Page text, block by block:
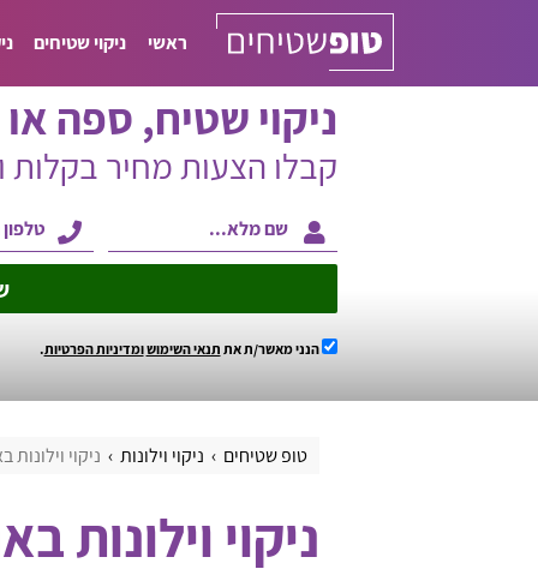
ראשי ניקוי שטיחים
ניקוי שטיח, ספה או
קבלו הצעות מחיר
הנני מאשר/ת את תנאי השימושומדיניות הפרטיות.
טופ שטיחים ניקוי וילונות ניקוי וילונות
ניקוי וילונות